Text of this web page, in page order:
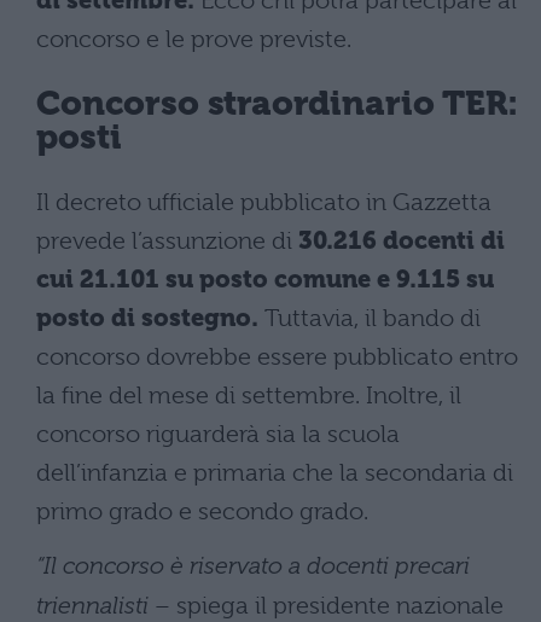
concorso e le prove previste.
Concorso straordinario TER:
posti
Il decreto ufficiale pubblicato in Gazzetta
prevede l’assunzione di 30.216 docenti di
cui 21.101 su posto comune e 9.115 su
posto di sostegno. Tuttavia, il bando di
concorso dovrebbe essere pubblicato entro
la fine del mese di settembre. Inoltre, il
concorso riguarderà sia la scuola
dell’infanzia e primaria che la secondaria di
primo grado e secondo grado.
“Il concorso è riservato a docenti precari
triennalisti – spiega il presidente nazionale